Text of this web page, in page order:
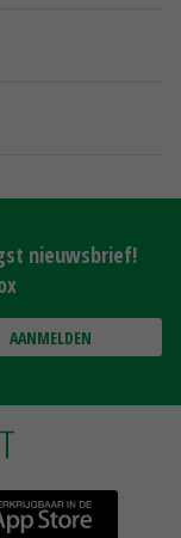
nieuwsbrief!
AANMELDEN